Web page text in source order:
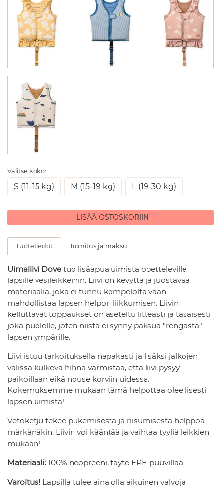
Valitse koko:
S (11-15 kg) M (15-19 kg) L (19-30 kg)
LISÄÄ OSTOSKORIIN
Tuotetiedot Toimitus ja maksu
Uimaliivi Dovetuo lisäapua uimista opetteleville
lapsille vesileikkeihin. Liivi on kevyttä ja juostavaa
materiaalia, joka ei tunnu kömpelöltä vaan
mahdollistaa lapsen helpon liikkumisen. Liivin
kelluttavat toppaukset on aseteltu litteästi ja tasaisesti
joka puolelle, joten niistä ei synny paksua "rengasta"
lapsen ympärille.
Liivi istuu tarkoituksella napakasti ja lisäksi jalkojen
välissä kulkeva hihna varmistaa, että liivi pysyy
paikoillaan eikä nouse korviin uidessa.
Kokemuksemme mukaan tämä helpottaa oleellisesti
lapsen uimista!
Vetoketju tekee pukemisesta ja riisumisesta helppoa
märkänäkin. Liivin voi kääntää ja vaihtaa tyyliä leikkien
mukaan!
Materiaali: 100% neopreeni, täyte EPE-puuvillaa
Varoitus! Lapsilla tulee aina olla aikuinen valvoja